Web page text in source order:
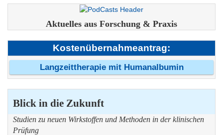
Aktuelles aus Forschung & Praxis
Kostenübernahmeantrag:
Langzeittherapie mit Humanalbumin
Blick in die Zukunft
Studien zu neuen Wirkstoffen und Methoden in der klinischen
Prüfung